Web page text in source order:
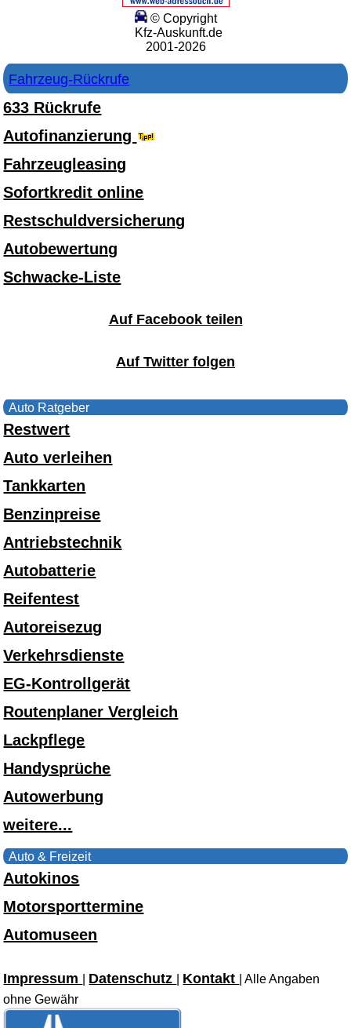
© Copyright
Kfz-Auskunft.de
2001-2026
Fahrzeug-Rückrufe
633 Rückrufe
Autofinanzierung
Fahrzeugleasing
Sofortkredit online
Restschuldversicherung
Autobewertung
Schwacke-Liste
Auf Facebook teilen
Auf Twitter folgen
Auto Ratgeber
Restwert
Auto verleihen
Tankkarten
Benzinpreise
Antriebstechnik
Autobatterie
Reifentest
Autoreisezug
Verkehrsdienste
EG-Kontrollgerät
Routenplaner Vergleich
Lackpflege
Handysprüche
Autowerbung
weitere...
Auto & Freizeit
Autokinos
Motorsporttermine
Automuseen
Impressum Datenschutz Kontakt
| Alle Angaben
ohne Gewähr